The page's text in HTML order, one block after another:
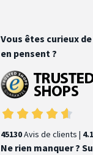
Vous êtes curieux
en pensent ?
45130Avis de clients |
Ne rien manquer ?